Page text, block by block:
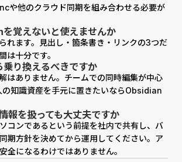
や他のクラウド同期を組み合わせる必要が
覚えないと使えませんか
れます。見出し・箇条書き・リンクの3つだ
は十分です。
り換えるべきですか
はありません。チームでの同時編集が中心
知識資産を手元に置きたいならObsidian
報を扱っても大丈夫ですか
コンであるという前提を社内で共有し、バ
期方針を決めてから運用してください。ア
全になるわけではありません。